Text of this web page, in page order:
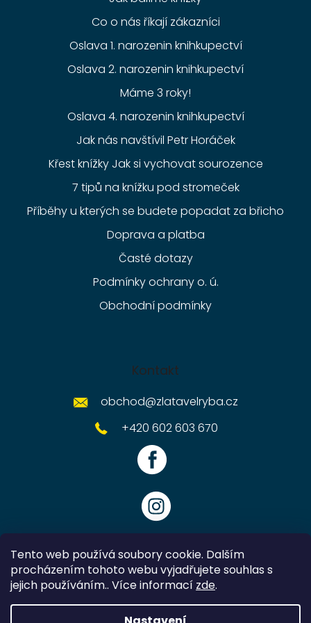
Tento web používá soubory cookie. Dalším
procházením tohoto webu vyjadřujete souhlas s
jejich používáním.. Více informací zde.
Co o nás říkají zákazníci
Oslava 1. narozenin knihkupectví
Oslava 2. narozenin knihkupectví
Máme 3 roky!
Oslava 4. narozenin knihkupectví
Jak nás navštívil Petr Horáček
Křest knížky Jak si vychovat sourozence
7 tipů na knížku pod stromeček
Příběhy u kterých se budete popadat za břicho
Doprava a platba
Časté dotazy
Podmínky ochrany o. ú.
Obchodní podmínky
Kontakt
obchod@zlatavelryba.cz
+420 602 603 670
Vytvořil Shoptet